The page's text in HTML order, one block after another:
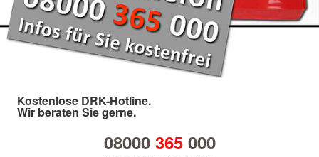
Kostenlose DRK-Hotline.
Wir beraten Sie gerne.
08000 365000